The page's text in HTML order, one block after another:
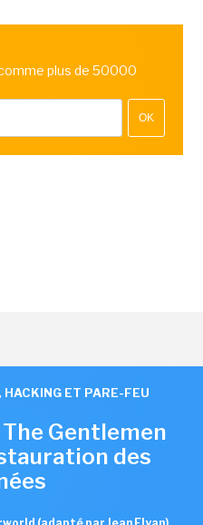
plus de 50000
OK
HACKING ET PARE-FEU
Gentlemen
des